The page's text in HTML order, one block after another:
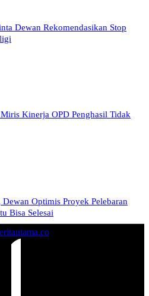
Dewan Rekomendasikan Stop
Kinerja OPD Penghasil Tidak
Optimis Proyek Pelebaran
Bisa Selesai